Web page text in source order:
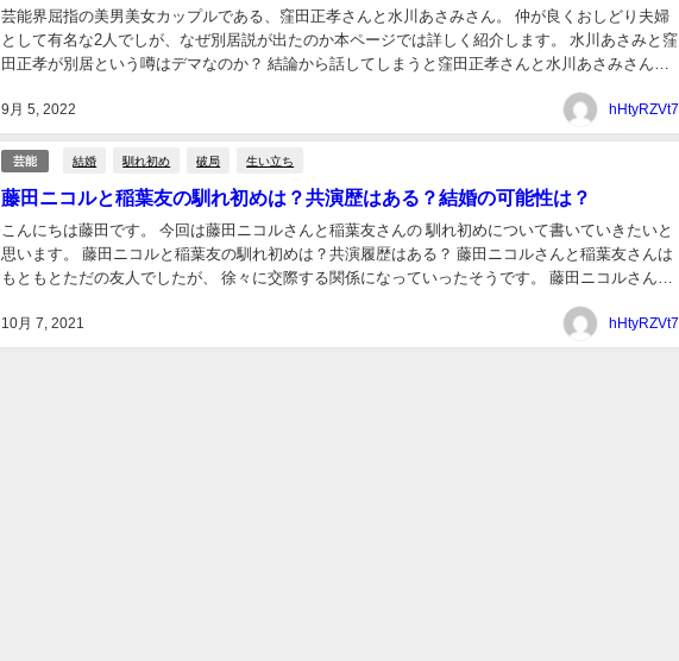
9月 5, 2022
芸能界屈指の美男美女カップルである、窪田正孝さんと水川あさみさん。 仲が良くおしどり夫婦
として有名な2人でしが、なぜ別居説が出たのか本ページでは詳しく紹介します。 水川あさみと窪
田正孝が別居という噂はデマなのか？ 結論から話してしまうと窪田正孝さんと水川あさみさんの
hHtyRZVt7
芸能 結婚 馴れ初め 破局 生い立ち
藤田ニコルと稲葉友の馴れ初めは？共演歴はある？結婚の可能性は？
10月 7, 2021
こんにちは藤田です。 今回は藤田ニコルさんと稲葉友さんの 馴れ初めについて書いていきたいと
思います。 藤田ニコルと稲葉友の馴れ初めは？共演履歴はある？ 藤田ニコルさんと稲葉友さんは
もともとただの友人でしたが、 徐々に交際する関係になっていったそうです。 藤田ニコルさんと
hHtyRZVt7